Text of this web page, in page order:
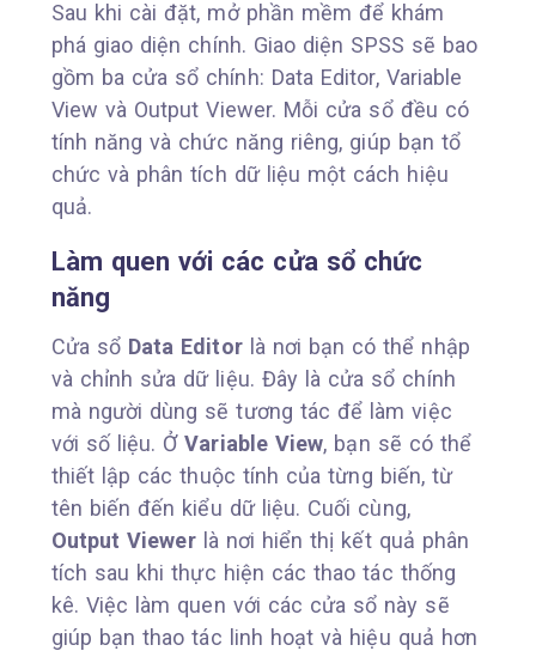
Sau khi cài đặt, mở phần mềm để khám
phá giao diện chính. Giao diện SPSS sẽ bao
gồm ba cửa sổ chính: Data Editor, Variable
View và Output Viewer. Mỗi cửa sổ đều có
tính năng và chức năng riêng, giúp bạn tổ
chức và phân tích dữ liệu một cách hiệu
quả.
Làm quen với các cửa sổ chức
năng
Cửa sổ Data Editorlà nơi bạn có thể nhập
và chỉnh sửa dữ liệu. Đây là cửa sổ chính
mà người dùng sẽ tương tác để làm việc
với số liệu. ỞVariable View, bạn sẽ có thể
thiết lập các thuộc tính của từng biến, từ
tên biến đến kiểu dữ liệu. Cuối cùng,
Output Viewerlà nơi hiển thị kết quả phân
tích sau khi thực hiện các thao tác thống
kê. Việc làm quen với các cửa sổ này sẽ
giúp bạn thao tác linh hoạt và hiệu quả hơn